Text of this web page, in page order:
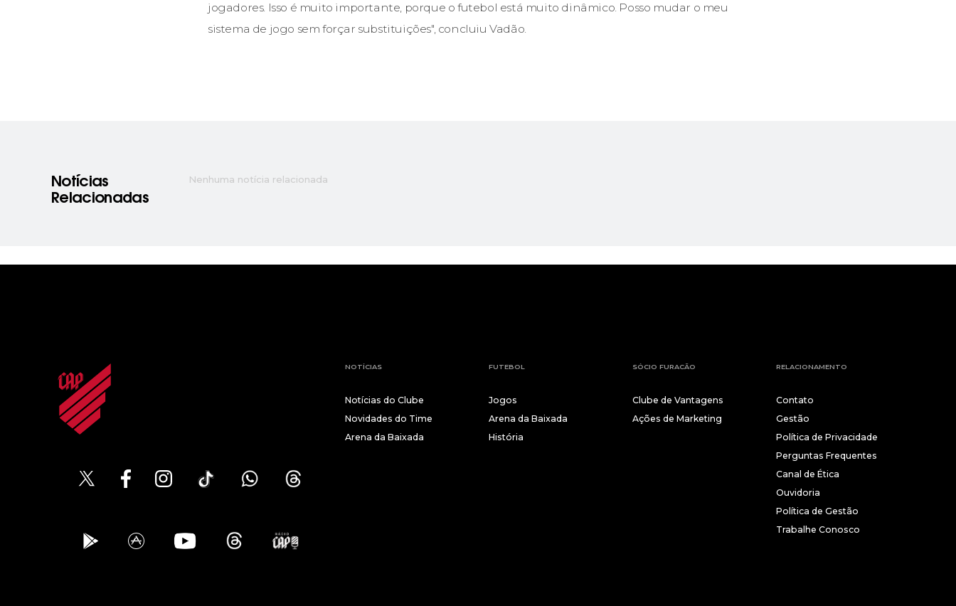
jogadores. Isso é muito importante, porque o futebol está muito dinâmico. Posso mudar o meu
sistema de jogo sem forçar substituições", concluiu Vadão.
Notícias
Relacionadas
Nenhuma notícia relacionada
NOTÍCIAS
Notícias do Clube
Novidades do Time
Arena da Baixada
FUTEBOL
Jogos
Arena da Baixada
História
SÓCIO FURACÃO
Clube de Vantagens
Ações de Marketing
RELACIONAMENTO
Contato
Gestão
Política de Privacidade
Perguntas Frequentes
Canal de Ética
Ouvidoria
Política de Gestão
Trabalhe Conosco